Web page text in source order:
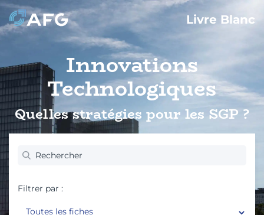
Livre Blanc
Innovations
Technologiques
Quelles stratégies pour les SGP ?
Filtrer par :